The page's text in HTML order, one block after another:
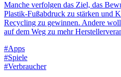
Manche verfolgen das Ziel, das
Plastik-Fußabdruck zu stärken und
Recycling zu gewinnen. Andere
auf dem Weg zu mehr
#Apps
#Spiele
#Verbraucher